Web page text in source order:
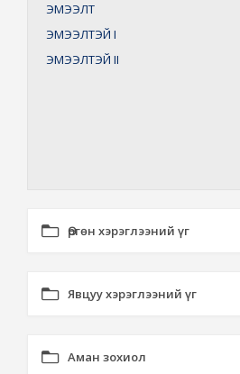
ЭМЭЭЛТ
ЭМЭЭЛТЭЙ I
ЭМЭЭЛТЭЙ II
Өргөн хэрэглээний үг
Явцуу хэрэглээний үг
Аман зохиол